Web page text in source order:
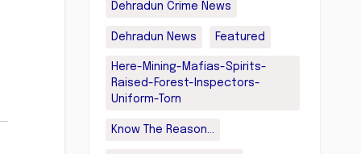
Dehradun Crime News
Dehradun News Featured
Here-Mining-Mafias-Spirits-
Raised-Forest-Inspectors-
Uniform-Torn
Know The Reason...